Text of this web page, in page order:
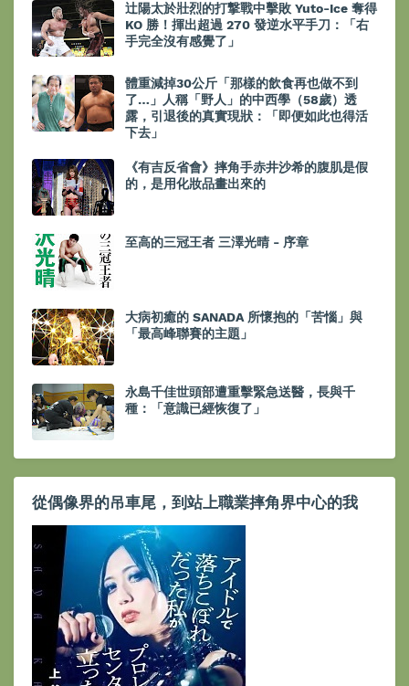
辻陽太於壯烈的打撃戰中擊敗 Yuto-Ice 奪得
KO 勝！揮出超過 270 發逆水平手刀：「右
手完全沒有感覺了」
體重減掉30公斤「那樣的飲食再也做不到
了…」人稱「野人」的中西學（58歲）透
露，引退後的真實現狀：「即便如此也得活
下去」
《有吉反省會》摔角手赤井沙希的腹肌是假
的，是用化妝品畫出來的
至高的三冠王者 三澤光晴 - 序章
大病初癒的 SANADA 所懷抱的「苦惱」與
「最高峰聯賽的主題」
永島千佳世頭部遭重擊緊急送醫，長與千
種：「意識已經恢復了」
從偶像界的吊車尾，到站上職業摔角界中心的我